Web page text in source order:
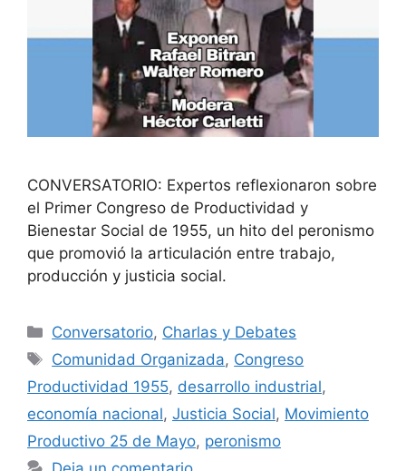
CONVERSATORIO: Expertos reflexionaron sobre
el Primer Congreso de Productividad y
Bienestar Social de 1955, un hito del peronismo
que promovió la articulación entre trabajo,
producción y justicia social.
Conversatorio, Charlas y Debates
Comunidad Organizada, Congreso
Productividad 1955, desarrollo industrial,
economía nacional, Justicia Social, Movimiento
Productivo 25 de Mayo, peronismo